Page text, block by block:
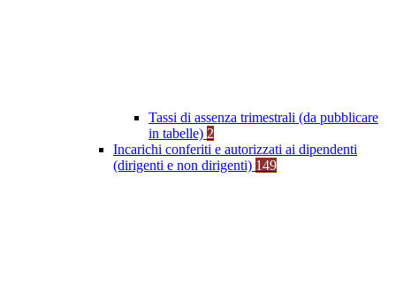
Tassi di assenza trimestrali (da pubblicare
in tabelle) 2
Incarichi conferiti e autorizzati ai dipendenti
(dirigenti e non dirigenti) 149